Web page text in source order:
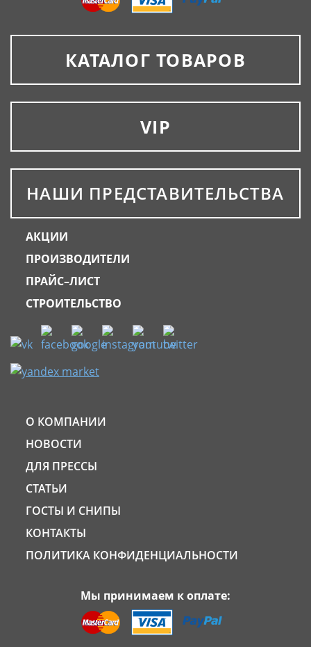
КАТАЛОГ ТОВАРОВ
VIP
НАШИ ПРЕДСТАВИТЕЛЬСТВА
АКЦИИ
ПРОИЗВОДИТЕЛИ
ПРАЙС–ЛИСТ
СТРОИТЕЛЬСТВО
О КОМПАНИИ
НОВОСТИ
ДЛЯ ПРЕССЫ
СТАТЬИ
ГОСТЫ И СНИПЫ
КОНТАКТЫ
ПОЛИТИКА КОНФИДЕНЦИАЛЬНОСТИ
Мы принимаем к оплате: